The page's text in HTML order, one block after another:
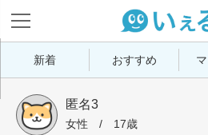
新着 おすすめ
匿名3
女性 / 17歳